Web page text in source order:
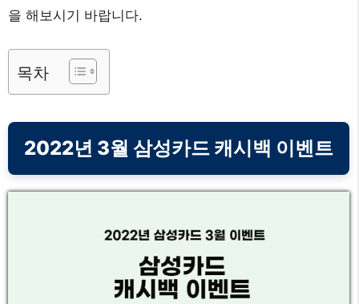
을 해보시기 바랍니다.
목차
2022년 3월 삼성카드 캐시백 이벤트